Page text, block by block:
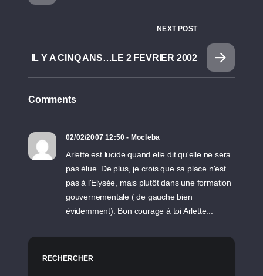
NEXT POST
IL Y A CINQ ANS…LE 2 FEVRIER 2002
Comments
02/02/2007 12:50 - Mocleba
Arlette est lucide quand elle dit qu'elle ne sera
pas élue. De plus, je crois que sa place n'est
pas à l'Elysée, mais plutôt dans une formation
gouvernementale ( de gauche bien
évidemment). Bon courage à toi Arlette...
RECHERCHER